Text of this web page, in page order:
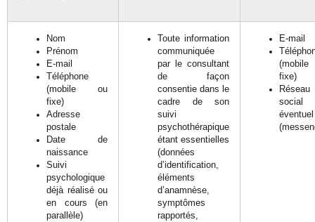
Nom
Prénom
E-mail
Téléphone
(mobile ou
fixe)
Adresse
postale
Date de
naissance
Suivi
psychologique
déjà réalisé ou
en cours (en
parallèle)
Toute information
communiquée
par le consultant
de façon
consentie dans le
cadre de son
suivi
psychothérapique
étant essentielles
(données
d’identification,
éléments
d’anamnèse,
symptômes
rapportés,
E-mail
fixe)
Réseau
social
éventuel